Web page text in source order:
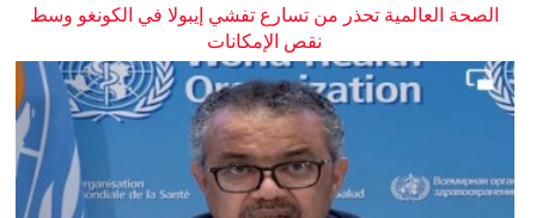
الصحة العالمية تحذر من تسارع تفشي إيبولا في الكونغو وسط
نقص الإمكانات